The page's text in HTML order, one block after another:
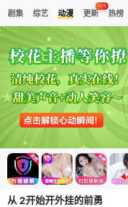
剧集 综艺 动漫 更新
105
热榜
我的观影记录
从Lv2开始开外挂的前勇者候补过着悠哉异世界生活
清空
从 2开始开外挂的前勇